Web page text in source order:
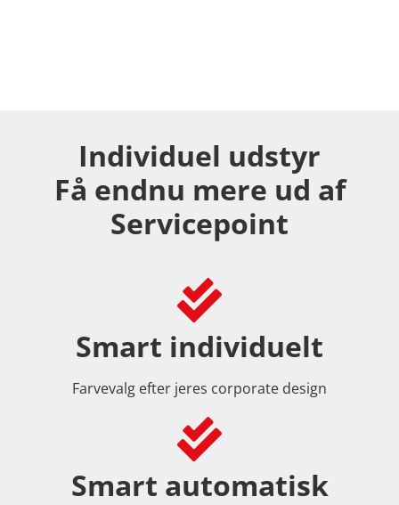
Individuel udstyr
Få endnu mere ud af
Servicepoint
Smart individuelt
Farvevalg efter jeres corporate design
Smart automatisk